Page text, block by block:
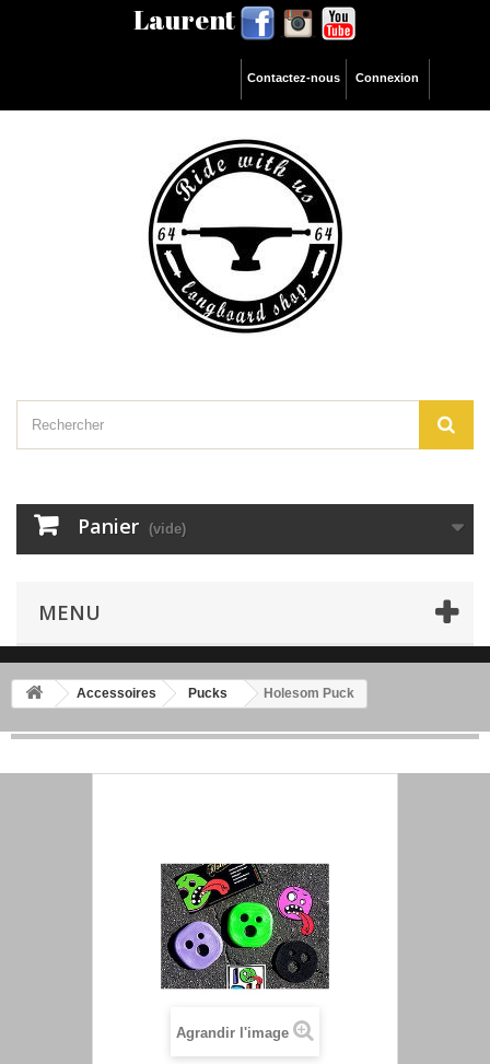
Laurent
Connexion
Contactez-nous
Panier (vide)
MENU
Accessoires Pucks Holesom Puck
Agrandir l'image